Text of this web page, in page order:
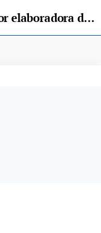
Paula Fernández Bastián, mejor elaboradora de sidra casera en Sariego